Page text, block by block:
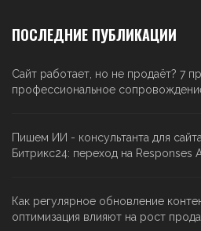
ПОСЛЕДНИЕ ПУБЛИКАЦИИ
Сайт работает, но не продаёт? 7
профессиональное
Пишем ИИ - консультанта для
Битрикс24: переход на Responses
Как регулярное обновление
оптимизация влияют на рост